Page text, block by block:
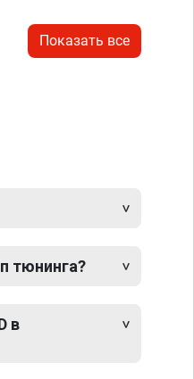
Показать все
тюнинга?
в